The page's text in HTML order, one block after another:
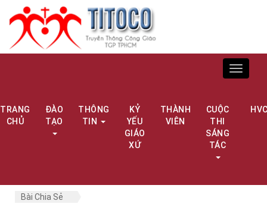
Toggle
TRANG
CHỦ
ĐÀO
TẠO
THÔNG
TIN
KỶ
YẾU
GIÁO
XỨ
THÀNH
VIÊN
CUỘC
THI
SÁNG
TÁC
Bài Chia Sẻ